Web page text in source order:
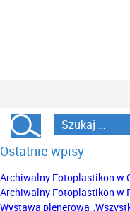
Ostatnie wpisy
Archiwalny Fotoplastikon w
Archiwalny Fotoplastikon w
Wystawa plenerowa